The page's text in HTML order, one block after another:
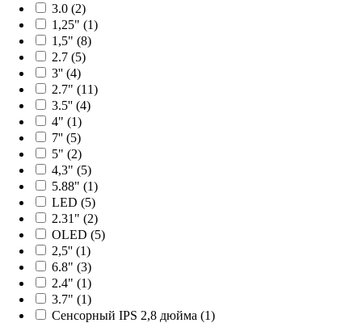
3.0 (2)
1,25" (1)
1,5" (8)
2.7 (5)
3'' (4)
2.7" (11)
3.5'' (4)
4" (1)
7'' (5)
5" (2)
4,3" (5)
5.88" (1)
LED (5)
2.31" (2)
OLED (5)
2,5'' (1)
6.8" (3)
2.4" (1)
3.7" (1)
Сенсорный IPS 2,8 дюйма (1)